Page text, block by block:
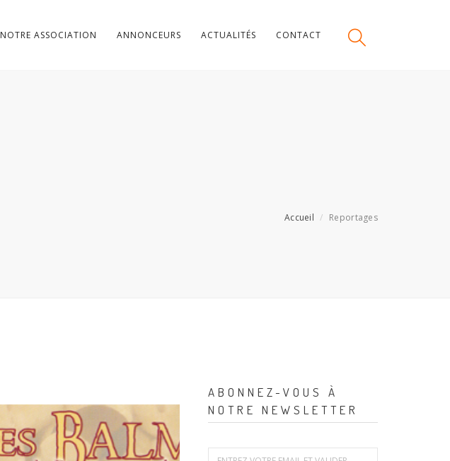
NOTRE ASSOCIATION ANNONCEURS ACTUALITÉS CONTACT
Accueil Reportages
ABONNEZ-VOUS À
NOTRE NEWSLETTER